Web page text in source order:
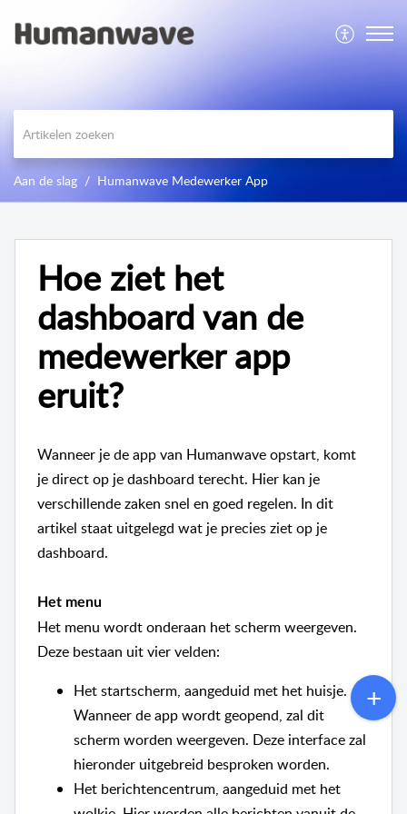
Aan de slag Humanwave Medewerker App
Hoe ziet het
dashboard van de
medewerker app
eruit?
Wanneer je de app van Humanwave opstart, komt
je direct op je dashboard terecht. Hier kan je
verschillende zaken snel en goed regelen. In dit
artikel staat uitgelegd wat je precies ziet op je
dashboard.
Het menu
Het menu wordt onderaan het scherm weergeven.
Deze bestaan uit vier velden:
Het startscherm, aangeduid met het huisje.
Wanneer de app wordt geopend, zal dit
scherm worden weergeven. Deze interface zal
hieronder uitgebreid besproken worden.
Het berichtencentrum, aangeduid met het